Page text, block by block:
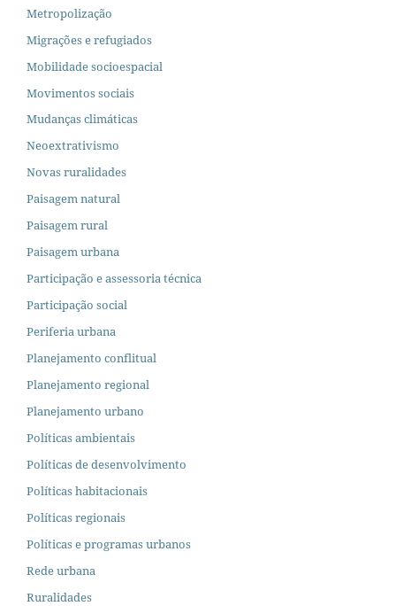
Metropolização
Migrações e refugiados
Mobilidade socioespacial
Movimentos sociais
Mudanças climáticas
Neoextrativismo
Novas ruralidades
Paisagem natural
Paisagem rural
Paisagem urbana
Participação e assessoria técnica
Participação social
Periferia urbana
Planejamento conflitual
Planejamento regional
Planejamento urbano
Políticas ambientais
Políticas de desenvolvimento
Políticas habitacionais
Políticas regionais
Políticas e programas urbanos
Rede urbana
Ruralidades